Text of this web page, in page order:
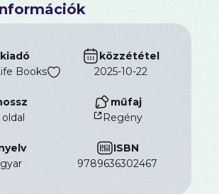
vagy éppen a sors formálásának
Gábor pedig nem elégedik meg a
beavatkozik, és próbálja jóra
zajló eseményeket. Élete
segítő szándéka tapasztalatain át
ahogy transzcendens
fokozatosan visszanyeri. A
a múlt mélyrétegeibe és
is behatol, ahol megismeri
Varázstükre lenyűgöző regény a
az emberi döntések súlyáról és a
kiadó
Books
közzététel
2025-10-22
műfaj
Regény
ISBN
9789636302467